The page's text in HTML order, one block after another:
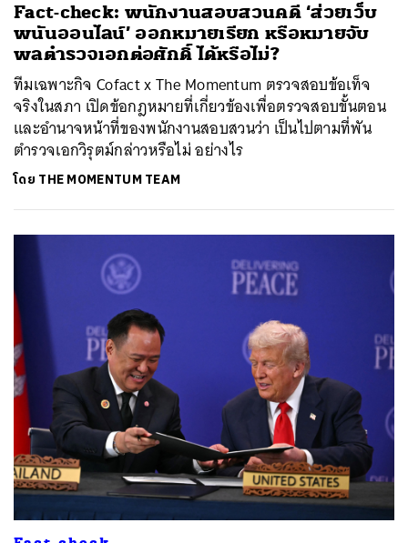
Fact-check: พนักงานสอบสวนคดี ‘ส่วยเว็บ
พนันออนไลน์’ ออกหมายเรียก หรือหมายจับ
พลตำรวจเอกต่อศักดิ์ ได้หรือไม่?
ทีมเฉพาะกิจ Cofact x The Momentum ตรวจสอบข้อเท็จ
จริงในสภา เปิดข้อกฎหมายที่เกี่ยวข้องเพื่อตรวจสอบขั้นตอน
และอำนาจหน้าที่ของพนักงานสอบสวนว่า เป็นไปตามที่พัน
ตำรวจเอกวิรุตม์กล่าวหรือไม่ อย่างไร
โดย THE MOMENTUM TEAM